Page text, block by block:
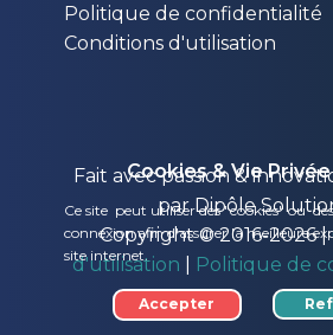
Politique de confidentialité
Conditions d'utilisation
Fait avec passion &
par Dipôle
Copyright © 2016-2026 |
d'utilisation
Politique de
Cookies & Vie Privée
Ce site peut utiliser des "cookies" ou
connexion afin d'assurer la meilleure
site internet.
Accepter